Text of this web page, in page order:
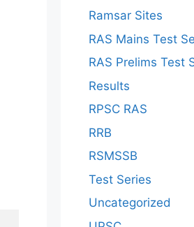
Ramsar Sites
RAS Mains Test
RAS Prelims Test
Results
RPSC RAS
RRB
RSMSSB
Test Series
Uncategorized